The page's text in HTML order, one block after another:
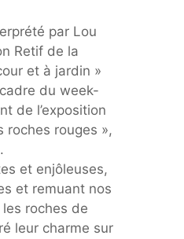
par Lou
Retif de la
et à jardin »
du week-
de l’exposition
roches rouges »,
et enjôleuses,
et remuant nos
roches de
leur charme sur